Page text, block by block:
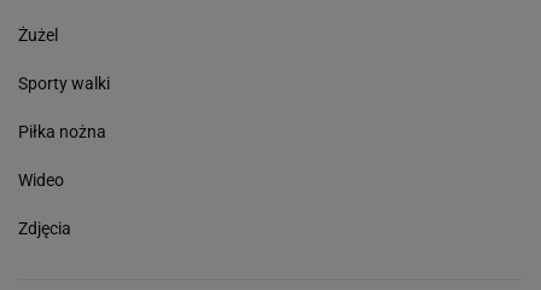
Żużel
Sporty walki
Piłka nożna
Wideo
Zdjęcia